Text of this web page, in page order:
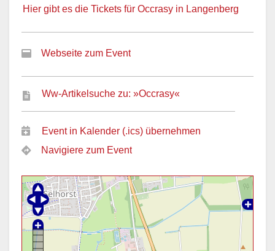
Hier gibt es die Tickets für Occrasy in Langenberg
Webseite zum Event
Ww-Artikelsuche zu: »Occrasy«
Event in Kalender (.ics) übernehmen
Navigiere zum Event